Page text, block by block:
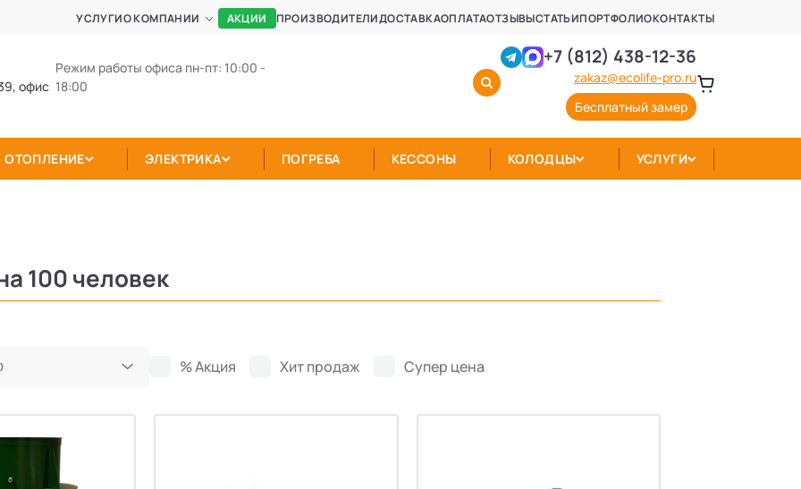
УСЛУГИО КОМПАНИИ АКЦИИ ПРОИЗВОДИТЕЛИДОСТАВКАОПЛАТАОТЗЫВЫСТАТЬИПОРТФОЛИОКОНТАКТЫ
офис
Режим работы офиса пн-пт: 10:00 -
18:00
+7 (812) 438-12-36
zakaz@ecolife-pro.ru
Бесплатный замер
ОТОПЛЕНИЕ ЭЛЕКТРИКА ПОГРЕБА КЕССОНЫ КОЛОДЦЫ УСЛУГИ
100 человек
% Акция Хит продаж Супер цена